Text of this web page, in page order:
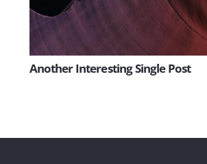
Another Interesting Single Post